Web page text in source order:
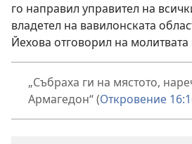
го направил управител на
владетел на вавилонската
Йехова отговорил на
„Събраха ги на мястото,
Армагедон“ (Откровение